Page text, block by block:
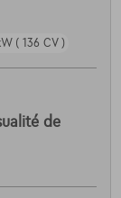
( 136 CV )
de